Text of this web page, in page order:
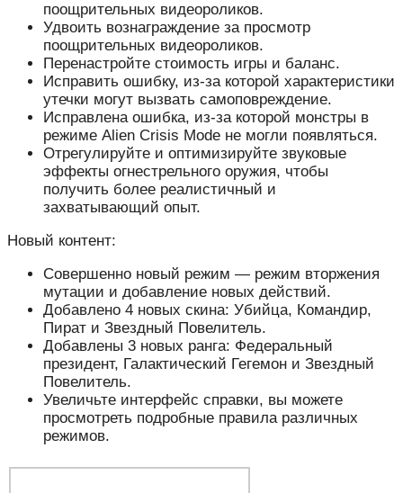
поощрительных видеороликов.
Удвоить вознаграждение за просмотр
поощрительных видеороликов.
Перенастройте стоимость игры и баланс.
Исправить ошибку, из-за которой характеристики
утечки могут вызвать самоповреждение.
Исправлена ​​ошибка, из-за которой монстры в
режиме Alien Crisis Mode не могли появляться.
Отрегулируйте и оптимизируйте звуковые
эффекты огнестрельного оружия, чтобы
получить более реалистичный и
захватывающий опыт.
Новый контент:
Совершенно новый режим — режим вторжения
мутации и добавление новых действий.
Добавлено 4 новых скина: Убийца, Командир,
Пират и Звездный Повелитель.
Добавлены 3 новых ранга: Федеральный
президент, Галактический Гегемон и Звездный
Повелитель.
Увеличьте интерфейс справки, вы можете
просмотреть подробные правила различных
режимов.